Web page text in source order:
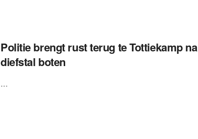
Politie brengt rust terug te Tottiekamp na
diefstal boten
...